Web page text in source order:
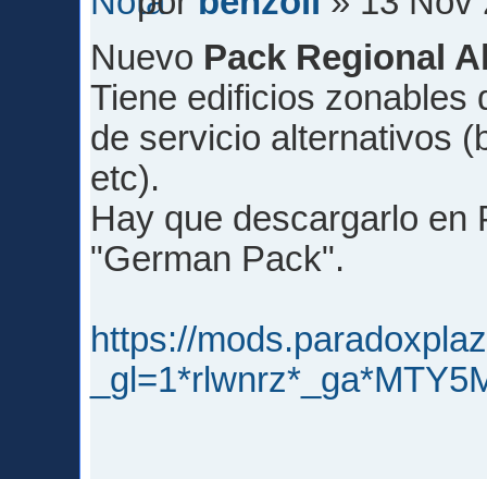
Nuevo Pack Regional
Tiene edificios zonables
de servicio alternativos
etc).
Hay que descargarlo en
"German Pack".
https://